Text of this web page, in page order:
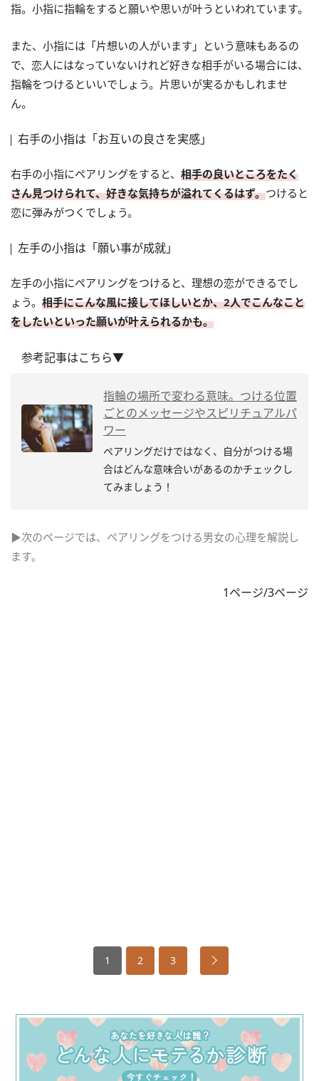
指。小指に指輪をすると願いや思いが叶うといわれています。
また、小指には「片想いの人がいます」という意味もあるの
で、恋人にはなっていないけれど好きな相手がいる場合には、
指輪をつけるといいでしょう。片思いが実るかもしれませ
ん。
右手の小指は「お互いの良さを実感」
右手の小指にペアリングをすると、 相手の良いところをたく
さん見つけられて、好きな気持ちが溢れてくるはず。つけると
恋に弾みがつくでしょう。
左手の小指は「願い事が成就」
左手の小指にペアリングをつけると、理想の恋ができるでし
ょう。 相手にこんな風に接してほしいとか、2人でこんなこと
をしたいといった願いが叶えられるかも。
参考記事はこちら▼
指輪の場所で変わる意味。つける位置
ごとのメッセージやスピリチュアルパ
ワー
ペアリングだけではなく、自分がつける場
合はどんな意味合いがあるのかチェックし
てみましょう！
▶次のページでは、ペアリングをつける男女の心理を解説し
ます。
1ページ/3ページ
1 2 3